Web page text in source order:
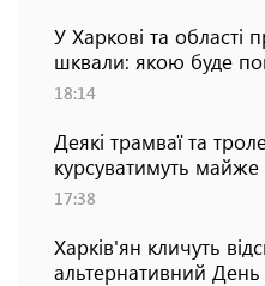
У Харкові та області
шквали: якою буде
18:14
Деякі трамваї та
курсуватимуть майже
17:38
Харків'ян кличуть
альтернативний День